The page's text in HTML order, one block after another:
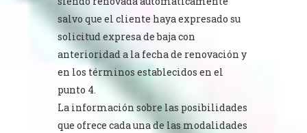
salvo que el cliente haya expresado su
solicitud expresa de baja con
anterioridad a la fecha de renovación y
en los términos establecidos en el
punto 4.
La información sobre las posibilidades
que ofrece cada una de las modalidades